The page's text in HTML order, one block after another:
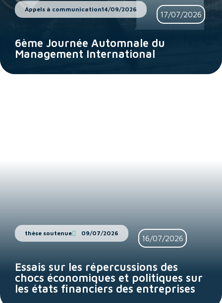
Appels à communication14/09/2026
17/07/2026
6ème Journée Automnale du
Management International
thèse soutenue 09/07/2026
16/07/2026
Essais sur les répercussions des
chocs économiques et politiques sur
les états financiers des entreprises